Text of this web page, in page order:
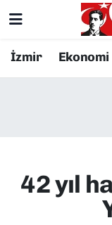
İzmir Ekonomi
42 yıl
Resmi İlanlar
EKONOMİ
Konak
Süper Lig
Tüm